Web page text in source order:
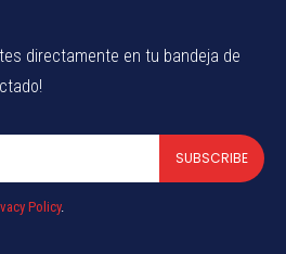
directamente en tu bandeja de
SUBSCRIBE
Policy.